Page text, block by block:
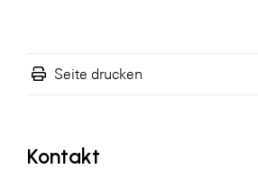
Seite drucken
Kontakt